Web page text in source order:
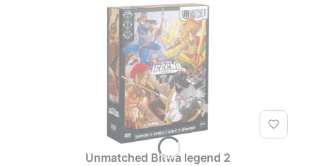
Unmatched Bitwa legend 2